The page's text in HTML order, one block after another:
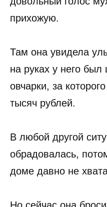
прихожую.
Там она увидела
на руках у него
овчарки, за
тысяч рублей.
В любой другой
обрадовалась,
доме давно не